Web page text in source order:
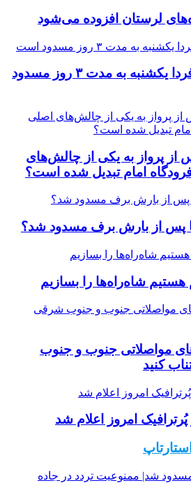
جاده چالوس از فردا یکشنبه به مدت ۳ روز مسدود
پرواز به یکی از چالش‌های
امام تبدیل شده است؟
پس از بارش برف مسدود شد؟
شاه‌راه‌ها را بسازیم
مواصلاتی جنوب و جنوب
کنید
امروز اعلام شد